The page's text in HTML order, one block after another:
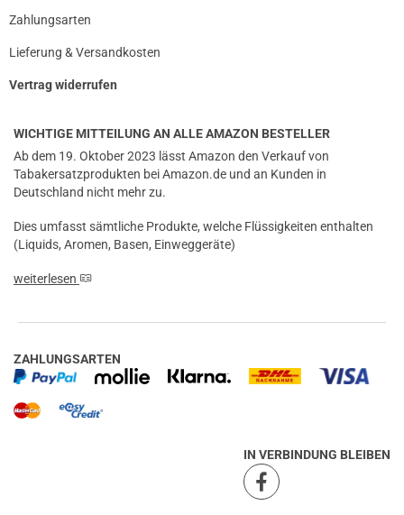
31.01.2019 — viaTrustedshops.de
Super Geschmack.Alles Top
Zahlungsarten
Lieferung & Versandkosten
Vertrag widerrufen
WICHTIGE MITTEILUNG AN ALLE AMAZON BESTELLER
Ab dem 19. Oktober 2023 lässt Amazon den Verkauf von
Tabakersatzprodukten bei Amazon.de und an Kunden in
Deutschland nicht mehr zu.
Dies umfasst sämtliche Produkte, welche Flüssigkeiten enthalten
(Liquids, Aromen, Basen, Einweggeräte)
weiterlesen
ZAHLUNGSARTEN
IN VERBINDUNG BLEIBEN